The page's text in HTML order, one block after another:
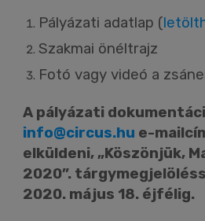
Pályázati adatlap (
Szakmai önéltrajz
Fotó vagy videó a
A pályázati
info@circus.hu e-
elküldeni, „Köszönjük,
2020”.
2020. május 18. éjfélig.